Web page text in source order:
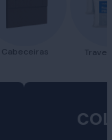
Cabeceiras